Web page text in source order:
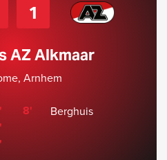
1
AZ Alkmaar
Arnhem
8' Berghuis